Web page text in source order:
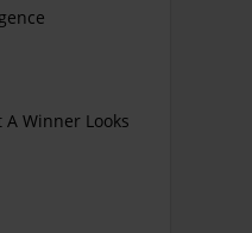
A Winner Looks